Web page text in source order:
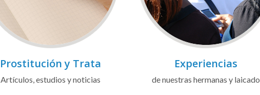
Prostitución y Trata
Artículos, estudios y noticias
Experiencias
de nuestras hermanas y laicado